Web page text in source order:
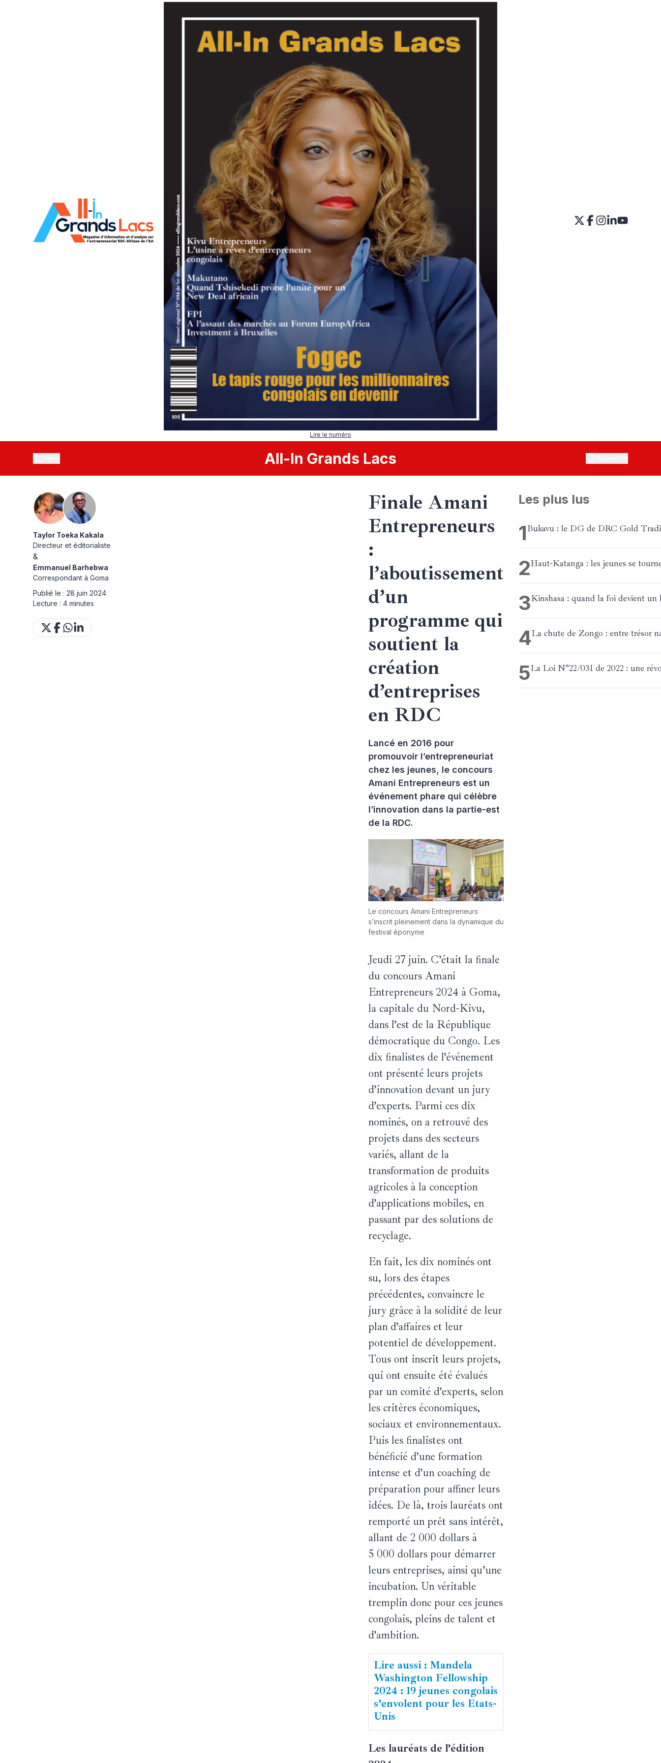
Lire le numéro
All-In Grands Lacs
Taylor Toeka Kakala
Directeur et éditorialiste
&
Emmanuel Barhebwa
Correspondant à Goma
Publié le :28 juin 2024
Lecture :4 minutes
Finale Amani
Entrepreneurs
:
l’aboutissement
d’un
programme qui
soutient la
création
d’entreprises
en RDC
Lancé en 2016 pour
promouvoir l’entrepreneuriat
chez les jeunes, le concours
Amani Entrepreneurs est un
événement phare qui célèbre
l’innovation dans la partie-est
de la RDC.
Le concours Amani Entrepreneurs
s’inscrit pleinement dans la dynamique du
festival éponyme
Jeudi 27 juin. C’était la finale
du concours Amani
Entrepreneurs 2024 à Goma,
la capitale du Nord-Kivu,
dans l’est de la République
démocratique du Congo. Les
dix finalistes de l’événement
ont présenté leurs projets
d’innovation devant un jury
d’experts. Parmi ces dix
nominés, on a retrouvé des
projets dans des secteurs
variés, allant de la
transformation de produits
agricoles à la conception
d’applications mobiles, en
passant par des solutions de
recyclage.
En fait, les dix nominés ont
su, lors des étapes
précédentes, convaincre le
jury grâce à la solidité de leur
plan d’affaires et leur
potentiel de développement.
Tous ont inscrit leurs projets,
qui ont ensuite été évalués
par un comité d’experts, selon
les critères économiques,
sociaux et environnementaux.
Puis les finalistes ont
bénéficié d’une formation
intense et d’un coaching de
préparation pour affiner leurs
idées. De là, trois lauréats ont
remporté un prêt sans intérêt,
allant de 2 000 dollars à
5 000 dollars pour démarrer
leurs entreprises, ainsi qu’une
incubation. Un véritable
tremplin donc pour ces jeunes
congolais, pleins de talent et
d’ambition.
Lire aussi : Mandela
Washington Fellowship
2024 : 19 jeunes congolais
s’envolent pour les Etats-
Unis
Les lauréats de l’édition
Les plus lus
1Bukavu : le DG de DRC Gold
2Haut-Katanga : les jeunes se
3Kinshasa : quand la foi devient un
4La chute de Zongo : entre trésor
5La Loi N°22/031 de 2022 : une